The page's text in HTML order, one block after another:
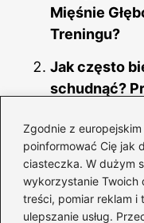
Zgodnie z
poinformować Cię jak
ciasteczka. W dużym
wykorzystanie Twoich
treści, pomiar reklam i
ulepszanie usług.
Mięśnie
Treningu?
Jak często
schudnąć?
Skuteczne
ćwiczeń w
Skuteczne